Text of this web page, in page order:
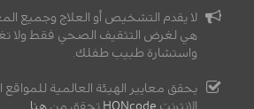
لا يقدم التشخيص أو العلاج وجميع
هي لغرض التثقيف الصحي فقط ولا
واستشارة طبيب طفلك.
يحقق معايير الهيئة العالمية
الإنترنت HONcode تحقق من هنا